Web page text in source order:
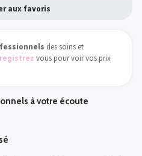
aux favoris
des soins et
vous pour voir vos prix
à votre écoute